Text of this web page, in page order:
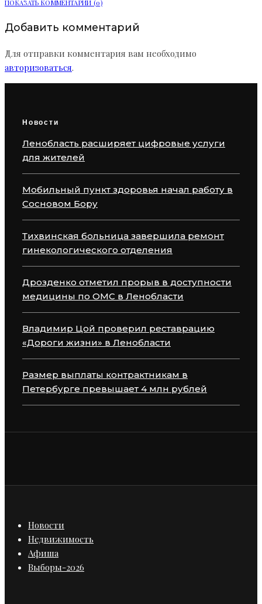
ПОКАЗАТЬ КОММЕНТАРИИ (0)
Добавить комментарий
Для отправки комментария вам необходимо
авторизоваться.
Новости
Ленобласть расширяет цифровые услуги
для жителей
Мобильный пункт здоровья начал работу в
Сосновом Бору
Тихвинская больница завершила ремонт
гинекологического отделения
Дрозденко отметил прорыв в доступности
медицины по ОМС в Ленобласти
Владимир Цой проверил реставрацию
«Дороги жизни» в Ленобласти
Размер выплаты контрактникам в
Петербурге превышает 4 млн рублей
Новости
Недвижимость
Афиша
Выборы-2026